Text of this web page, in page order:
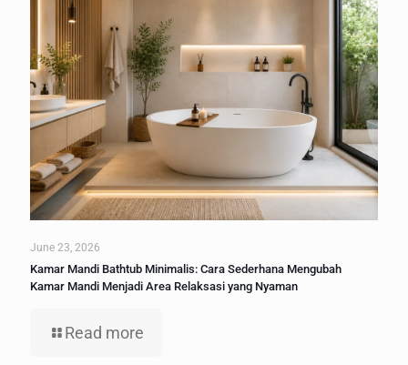
June 23, 2026
Kamar Mandi Bathtub Minimalis: Cara Sederhana Mengubah
Kamar Mandi Menjadi Area Relaksasi yang Nyaman
Read more